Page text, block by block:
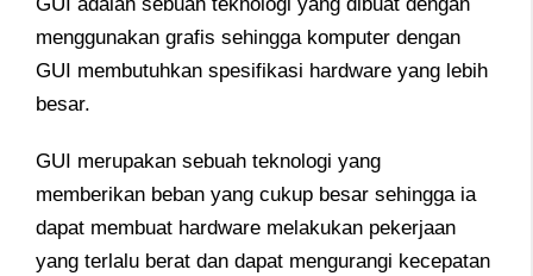
menggunakan grafis sehingga komputer dengan
GUI membutuhkan spesifikasi hardware yang lebih
besar.
GUI merupakan sebuah teknologi yang
memberikan beban yang cukup besar sehingga ia
dapat membuat hardware melakukan pekerjaan
yang terlalu berat dan dapat mengurangi kecepatan